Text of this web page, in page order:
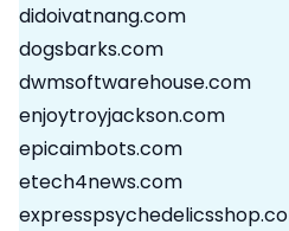
didoivatnang.com
dogsbarks.com
dwmsoftwarehouse.com
enjoytroyjackson.com
epicaimbots.com
etech4news.com